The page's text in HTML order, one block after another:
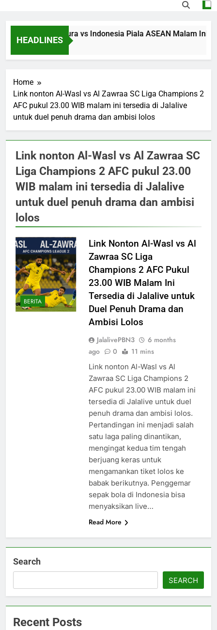
HEADLINES
Streaming Singapura vs Indonesia Piala ASEAN Malam Ini
3 Hours Ago
Home
Link nonton Al-Wasl vs Al Zawraa SC Liga Champions 2
AFC pukul 23.00 WIB malam ini tersedia di Jalalive
untuk duel penuh drama dan ambisi lolos
Link nonton Al-Wasl vs Al Zawraa SC
Liga Champions 2 AFC pukul 23.00
WIB malam ini tersedia di Jalalive
untuk duel penuh drama dan ambisi
lolos
BERITA
Link Nonton Al-Wasl vs Al
Zawraa SC Liga
Champions 2 AFC Pukul
23.00 WIB Malam Ini
Tersedia di Jalalive untuk
Duel Penuh Drama dan
Ambisi Lolos
JalalivePBN3
6 months
ago
0 11 mins
Link nonton Al-Wasl vs Al
Zawraa SC Liga Champions 2
AFC pukul 23.00 WIB malam ini
tersedia di Jalalive untuk duel
penuh drama dan ambisi lolos.
Pertandingan ini menjadi salah
satu laga paling dinantikan,
mengingat kedua tim tengah
berjuang keras untuk
mengamankan tiket lolos ke
babak berikutnya. Penggemar
sepak bola di Indonesia bisa
menyaksikan live…
Read More
Search
SEARCH
Recent Posts